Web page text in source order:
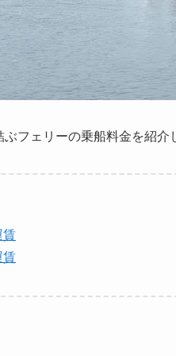
ぶフェリーの乗船料金を紹介
賃
賃